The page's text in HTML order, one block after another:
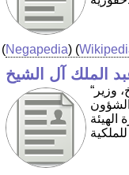
(Negapedia) (
الملك آل الشيخ
“محمد بن عبد الملك بن عبد الله آل الشيخ، وزير
الهيئة